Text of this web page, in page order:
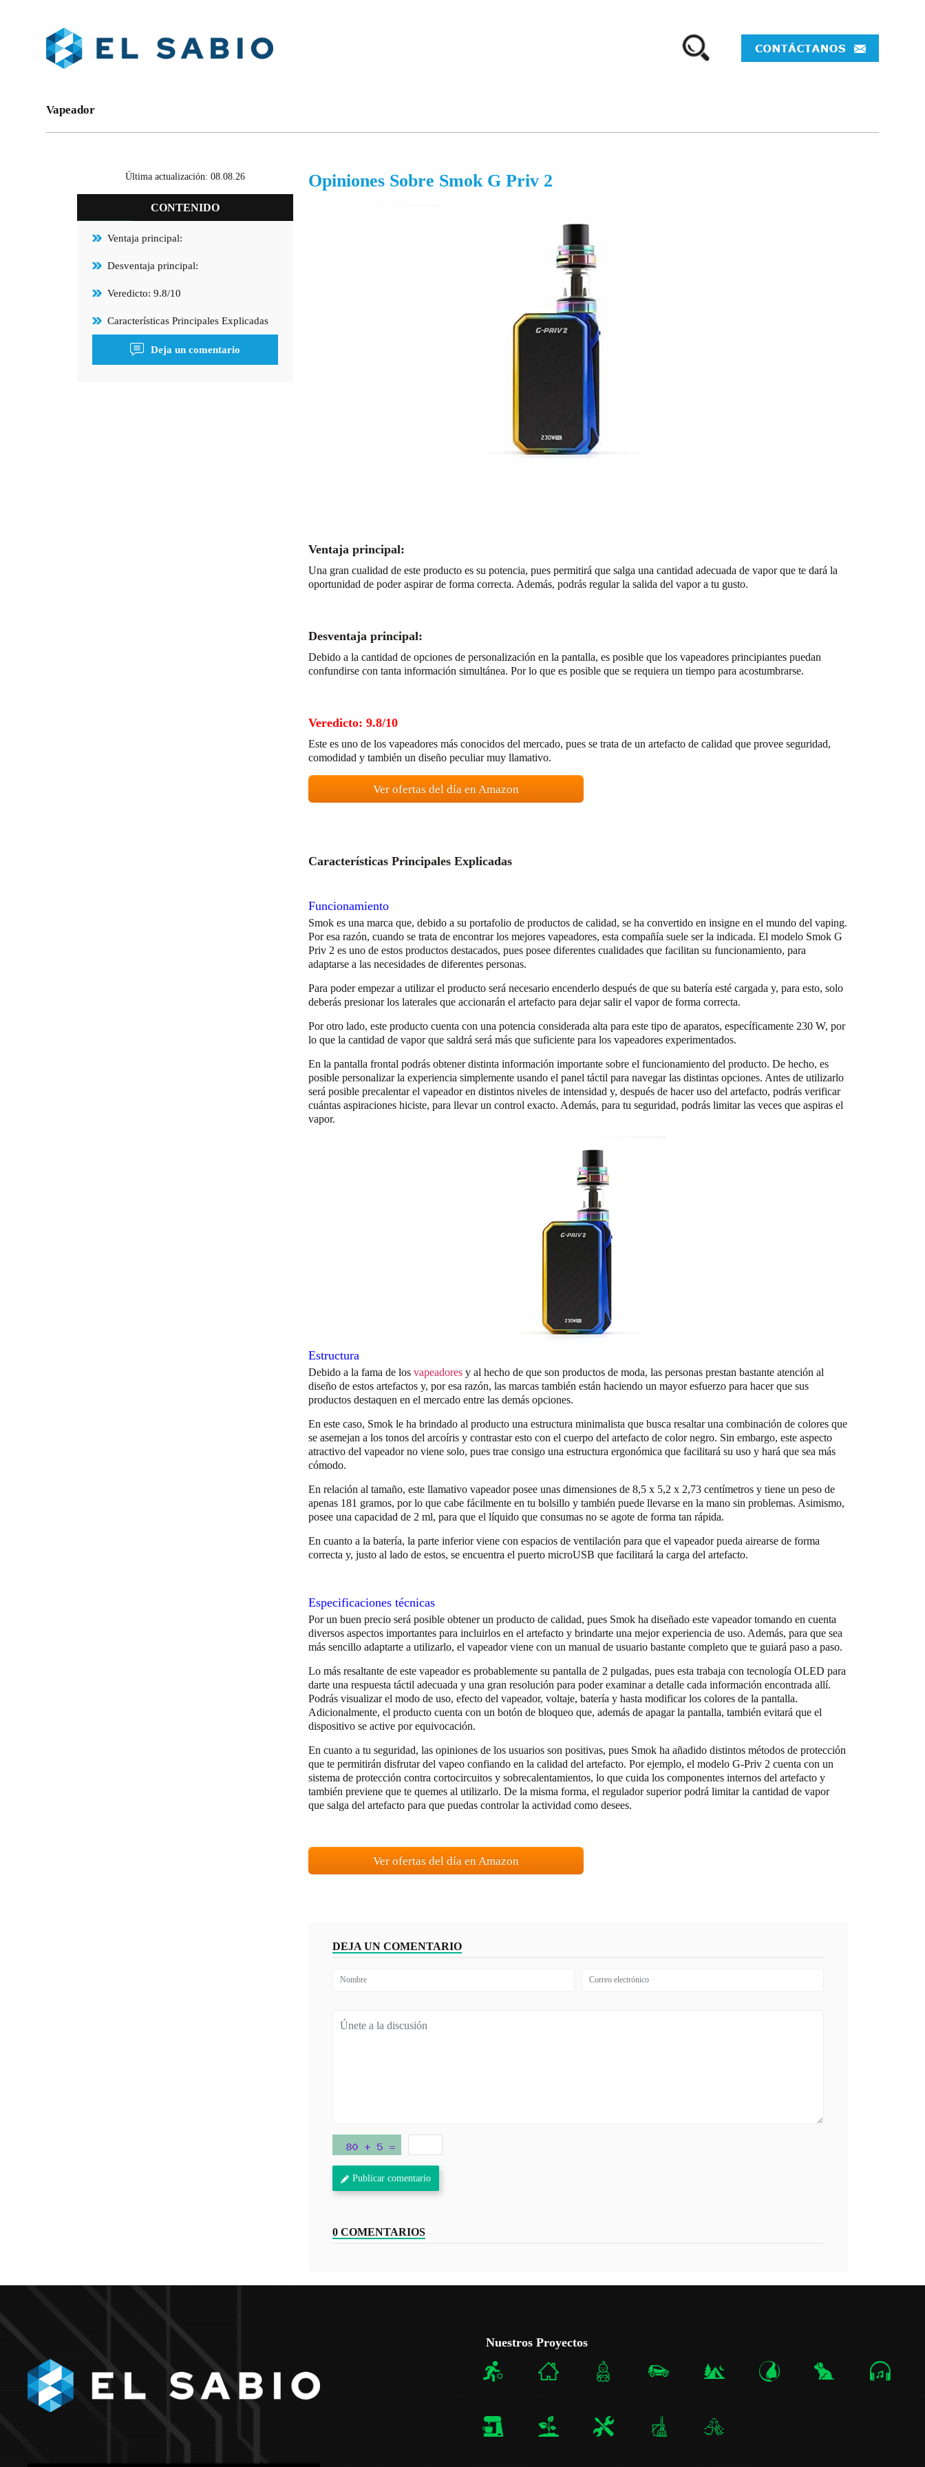
Vapeador
Última actualización: 08.08.26
CONTENIDO
Ventaja principal:
Desventaja principal:
Veredicto: 9.8/10
Características Principales Explicadas
Deja un comentario
Opiniones Sobre Smok G Priv 2
Ventaja principal:
Una gran cualidad de este producto es su potencia, pues permitirá que salga una cantidad adecuada de vapor que te dará la
oportunidad de poder aspirar de forma correcta. Además, podrás regular la salida del vapor a tu gusto.
Desventaja principal:
Debido a la cantidad de opciones de personalización en la pantalla, es posible que los vapeadores principiantes puedan
confundirse con tanta información simultánea. Por lo que es posible que se requiera un tiempo para acostumbrarse.
Veredicto: 9.8/10
Este es uno de los vapeadores más conocidos del mercado, pues se trata de un artefacto de calidad que provee seguridad,
comodidad y también un diseño peculiar muy llamativo.
Ver ofertas del día en Amazon
Características Principales Explicadas
Funcionamiento
Smok es una marca que, debido a su portafolio de productos de calidad, se ha convertido en insigne en el mundo del vaping.
Por esa razón, cuando se trata de encontrar los mejores vapeadores, esta compañía suele ser la indicada. El modelo Smok G
Priv 2 es uno de estos productos destacados, pues posee diferentes cualidades que facilitan su funcionamiento, para
adaptarse a las necesidades de diferentes personas.
Para poder empezar a utilizar el producto será necesario encenderlo después de que su batería esté cargada y, para esto, solo
deberás presionar los laterales que accionarán el artefacto para dejar salir el vapor de forma correcta.
Por otro lado, este producto cuenta con una potencia considerada alta para este tipo de aparatos, específicamente 230 W, por
lo que la cantidad de vapor que saldrá será más que suficiente para los vapeadores experimentados.
En la pantalla frontal podrás obtener distinta información importante sobre el funcionamiento del producto. De hecho, es
posible personalizar la experiencia simplemente usando el panel táctil para navegar las distintas opciones. Antes de utilizarlo
será posible precalentar el vapeador en distintos niveles de intensidad y, después de hacer uso del artefacto, podrás verificar
cuántas aspiraciones hiciste, para llevar un control exacto. Además, para tu seguridad, podrás limitar las veces que aspiras el
vapor.
Estructura
Debido a la fama de losvapeadores y al hecho de que son productos de moda, las personas prestan bastante atención al
diseño de estos artefactos y, por esa razón, las marcas también están haciendo un mayor esfuerzo para hacer que sus
productos destaquen en el mercado entre las demás opciones.
En este caso, Smok le ha brindado al producto una estructura minimalista que busca resaltar una combinación de colores que
se asemejan a los tonos del arcoíris y contrastar esto con el cuerpo del artefacto de color negro. Sin embargo, este aspecto
atractivo del vapeador no viene solo, pues trae consigo una estructura ergonómica que facilitará su uso y hará que sea más
cómodo.
En relación al tamaño, este llamativo vapeador posee unas dimensiones de 8,5 x 5,2 x 2,73 centímetros y tiene un peso de
apenas 181 gramos, por lo que cabe fácilmente en tu bolsillo y también puede llevarse en la mano sin problemas. Asimismo,
posee una capacidad de 2 ml, para que el líquido que consumas no se agote de forma tan rápida.
En cuanto a la batería, la parte inferior viene con espacios de ventilación para que el vapeador pueda airearse de forma
correcta y, justo al lado de estos, se encuentra el puerto microUSB que facilitará la carga del artefacto.
Especificaciones técnicas
Por un buen precio será posible obtener un producto de calidad, pues Smok ha diseñado este vapeador tomando en cuenta
diversos aspectos importantes para incluirlos en el artefacto y brindarte una mejor experiencia de uso. Además, para que sea
más sencillo adaptarte a utilizarlo, el vapeador viene con un manual de usuario bastante completo que te guiará paso a paso.
Lo más resaltante de este vapeador es probablemente su pantalla de 2 pulgadas, pues esta trabaja con tecnología OLED para
darte una respuesta táctil adecuada y una gran resolución para poder examinar a detalle cada información encontrada allí.
Podrás visualizar el modo de uso, efecto del vapeador, voltaje, batería y hasta modificar los colores de la pantalla.
Adicionalmente, el producto cuenta con un botón de bloqueo que, además de apagar la pantalla, también evitará que el
dispositivo se active por equivocación.
En cuanto a tu seguridad, las opiniones de los usuarios son positivas, pues Smok ha añadido distintos métodos de protección
que te permitirán disfrutar del vapeo confiando en la calidad del artefacto. Por ejemplo, el modelo G-Priv 2 cuenta con un
sistema de protección contra cortocircuitos y sobrecalentamientos, lo que cuida los componentes internos del artefacto y
también previene que te quemes al utilizarlo. De la misma forma, el regulador superior podrá limitar la cantidad de vapor
que salga del artefacto para que puedas controlar la actividad como desees.
Ver ofertas del día en Amazon
DEJA UN COMENTARIO
Publicar comentario
0 COMENTARIOS
Nuestros Proyectos